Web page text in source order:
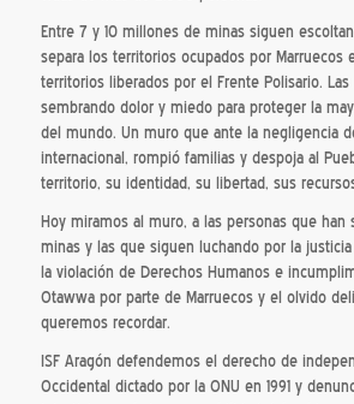
Entre 7 y 10 millones de minas siguen
separa los territorios ocupados por Marruecos
territorios liberados por el Frente Polisario.
sembrando dolor y miedo para proteger la
del mundo. Un muro que ante la negligencia
internacional, rompió familias y despoja al
territorio, su identidad, su libertad, sus
Hoy miramos al muro, a las personas que han
minas y las que siguen luchando por la
la violación de Derechos Humanos e
Otawwa por parte de Marruecos y el olvido
queremos recordar.
ISF Aragón defendemos el derecho de
Occidental dictado por la ONU en 1991 y